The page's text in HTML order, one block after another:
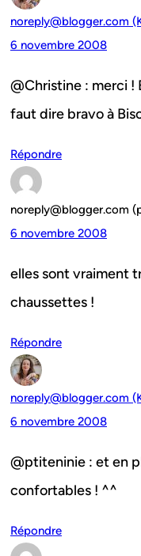
noreply@blogger.com
6 novembre 2008
@Christine : merci !
faut dire bravo à
Répondre
noreply@blogger.com
6 novembre 2008
elles sont vraiment
chaussettes !
Répondre
noreply@blogger.com
6 novembre 2008
@ptiteninie : et en
confortables ! ^^
Répondre